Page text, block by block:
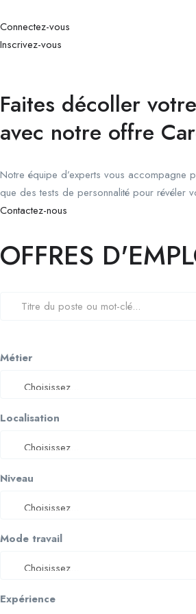
Connectez-vous
Inscrivez-vous
Faites décoller
avec notre offre
Notre équipe d’experts vous accompagne
que des tests de personnalité pour révéler
Contactez-nous
OFFRES
Métier
Localisation
Niveau
Mode travail
Expérience